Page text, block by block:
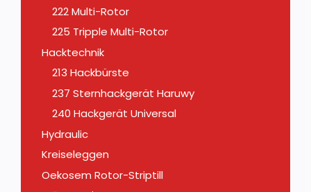
222 Multi-Rotor
225 Tripple Multi-Rotor
Hacktechnik
213 Hackbürste
237 Sternhackgerät Haruwy
240 Hackgerät Universal
Hydraulic
Kreiseleggen
Oekosem Rotor-Striptill